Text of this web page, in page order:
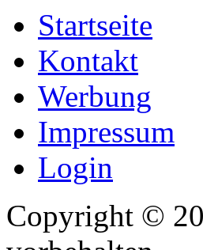
Startseite
Kontakt
Werbung
Impressum
Login
Copyright ©